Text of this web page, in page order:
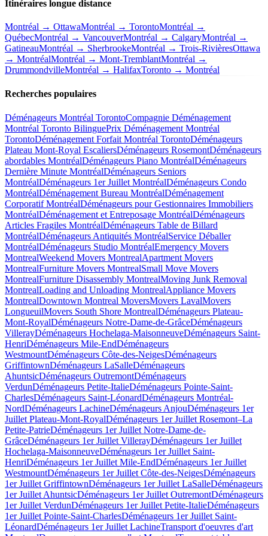
Itinéraires longue distance
Montréal → OttawaMontréal → TorontoMontréal →
QuébecMontréal → VancouverMontréal → CalgaryMontréal →
GatineauMontréal → SherbrookeMontréal → Trois-RivièresOttawa
→ MontréalMontréal → Mont-TremblantMontréal →
DrummondvilleMontréal → HalifaxToronto → Montréal
Recherches populaires
Déménageurs Montréal TorontoCompagnie Déménagement
Montréal Toronto BilinguePrix Déménagement Montréal
TorontoDéménagement Forfait Montréal TorontoDéménageurs
Plateau Mont-Royal EscaliersDéménageurs RosemontDéménageurs
abordables MontréalDéménageurs Piano MontréalDéménageurs
Dernière Minute MontréalDéménageurs Seniors
MontréalDéménageurs 1er Juillet MontréalDéménageurs Condo
MontréalDéménagement Bureau MontréalDéménagement
Corporatif MontréalDéménageurs pour Gestionnaires Immobiliers
MontréalDéménagement et Entreposage MontréalDéménageurs
Articles Fragiles MontréalDéménageurs Table de Billard
MontréalDéménageurs Antiquités MontréalService Déballer
MontréalDéménageurs Studio MontréalEmergency Movers
MontrealWeekend Movers MontrealApartment Movers
MontrealFurniture Movers MontrealSmall Move Movers
MontrealFurniture Disassembly MontrealMoving Junk Removal
MontrealLoading and Unloading MontrealAppliance Movers
MontrealDowntown Montreal MoversMovers LavalMovers
LongueuilMovers South Shore MontrealDéménageurs Plateau-
Mont-RoyalDéménageurs Notre-Dame-de-GrâceDéménageurs
VillerayDéménageurs Hochelaga-MaisonneuveDéménageurs Saint-
HenriDéménageurs Mile-EndDéménageurs
WestmountDéménageurs Côte-des-NeigesDéménageurs
GriffintownDéménageurs LaSalleDéménageurs
AhuntsicDéménageurs OutremontDéménageurs
VerdunDéménageurs Petite-ItalieDéménageurs Pointe-Saint-
CharlesDéménageurs Saint-LéonardDéménageurs Montréal-
NordDéménageurs LachineDéménageurs AnjouDéménageurs 1er
Juillet Plateau-Mont-RoyalDéménageurs 1er Juillet Rosemont–La
Petite-PatrieDéménageurs 1er Juillet Notre-Dame-de-
GrâceDéménageurs 1er Juillet VillerayDéménageurs 1er Juillet
Hochelaga-MaisonneuveDéménageurs 1er Juillet Saint-
HenriDéménageurs 1er Juillet Mile-EndDéménageurs 1er Juillet
WestmountDéménageurs 1er Juillet Côte-des-NeigesDéménageurs
1er Juillet GriffintownDéménageurs 1er Juillet LaSalleDéménageurs
1er Juillet AhuntsicDéménageurs 1er Juillet OutremontDéménageurs
1er Juillet VerdunDéménageurs 1er Juillet Petite-ItalieDéménageurs
1er Juillet Pointe-Saint-CharlesDéménageurs 1er Juillet Saint-
LéonardDéménageurs 1er Juillet LachineTransport d'oeuvres d'art